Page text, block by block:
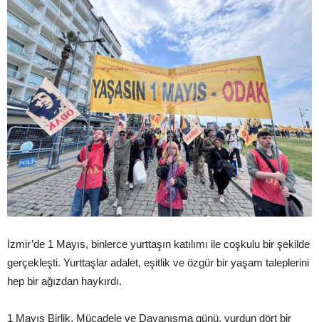
İzmir’de 1 Mayıs, binlerce yurttaşın katılımı ile coşkulu bir şekilde
gerçekleşti. Yurttaşlar adalet, eşitlik ve özgür bir yaşam taleplerini
hep bir ağızdan haykırdı.
1 Mayıs Birlik, Mücadele ve Dayanışma günü, yurdun dört bir